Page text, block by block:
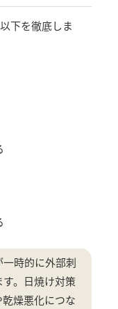
下を徹底しま
時的に外部刺
。日焼け対策
燥悪化につな